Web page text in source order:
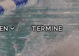
TERMINE